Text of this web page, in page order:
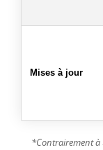
Mises à jour
*Contrairement à